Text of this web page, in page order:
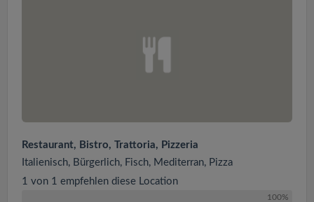
Restaurant, Bistro, Trattoria, Pizzeria
Italienisch, Bürgerlich, Fisch, Mediterran, Pizza
1 von 1 empfehlen diese Location
100%